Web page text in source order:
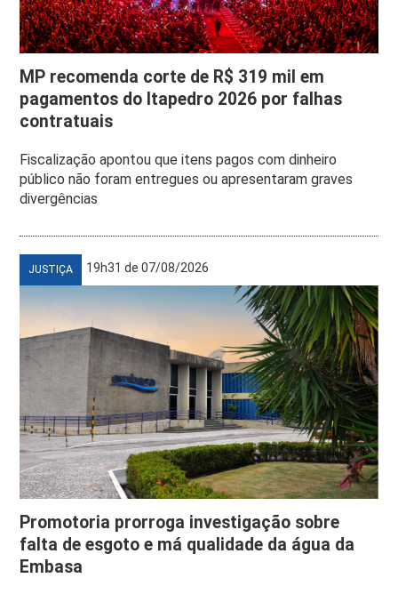
MP recomenda corte de R$ 319 mil em
pagamentos do Itapedro 2026 por falhas
contratuais
Fiscalização apontou que itens pagos com dinheiro
público não foram entregues ou apresentaram graves
divergências
JUSTIÇA 19h31 de 07/08/2026
Promotoria prorroga investigação sobre
falta de esgoto e má qualidade da água da
Embasa